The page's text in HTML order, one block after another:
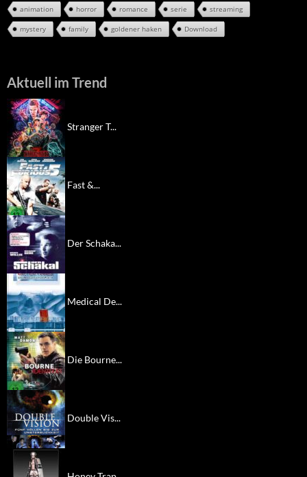
animation horror romance serie streaming
mystery family goldener haken Download
Aktuell im Trend
Stranger T...
Fast &...
Der Schaka...
Medical De...
Die Bourne...
Double Vis...